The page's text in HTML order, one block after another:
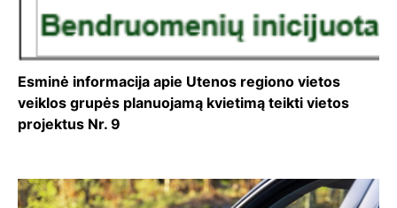
Esminė informacija apie Utenos regiono vietos
veiklos grupės planuojamą kvietimą teikti vietos
projektus Nr. 9